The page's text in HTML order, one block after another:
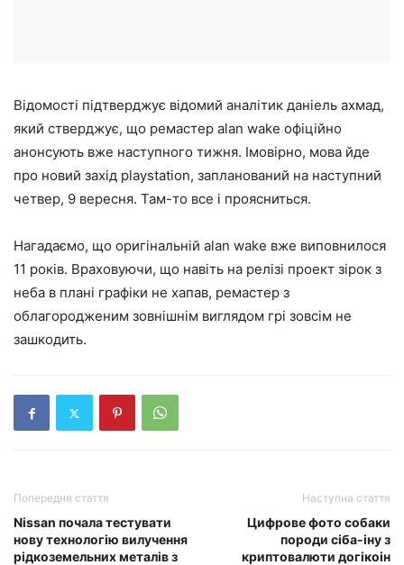
Відомості підтверджує відомий аналітик даніель ахмад,
який стверджує, що ремастер alan wake офіційно
анонсують вже наступного тижня. Імовірно, мова йде
про новий захід playstation, запланований на наступний
четвер, 9 вересня. Там-то все і проясниться.
Нагадаємо, що оригінальній alan wake вже виповнилося
11 років. Враховуючи, що навіть на релізі проект зірок з
неба в плані графіки не хапав, ремастер з
облагородженим зовнішнім виглядом грі зовсім не
зашкодить.
Попередня стаття
Nissan почала тестувати
нову технологію вилучення
рідкоземельних металів з
Наступна стаття
Цифрове фото собаки
породи сіба-іну з
криптовалюти догікоін